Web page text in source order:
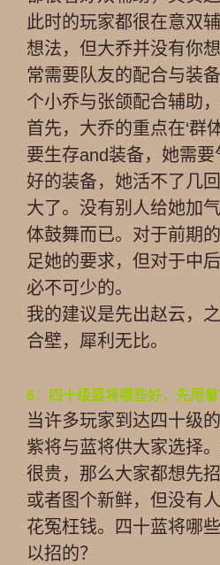
此时的玩家都很在意双
想法，但大乔并没有你
常需要队友的配合与装
个小乔与张颌配合辅助
首先，大乔的重点在‘群
要生存and装备，她需
好的装备，她活不了几
大了。没有别人给她加
体鼓舞而已。对于前期
足她的要求，但对于中
必不可少的。
我的建议是先出赵云，
合壁，犀利无比。
6：四十级蓝将哪些好，先用着
当许多玩家到达四十级
紫将与蓝将供大家选择
很贵，那么大家都想先
或者图个新鲜，但没有
花冤枉钱。四十蓝将哪
以招的？